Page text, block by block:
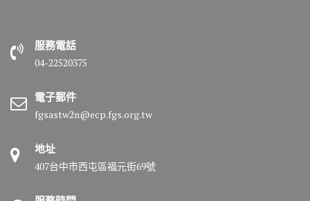
服務電話
04-22520375
電子郵件
fgsastw2n@ecp.fgs.org.tw
地址
407台中市西屯區福元街69號